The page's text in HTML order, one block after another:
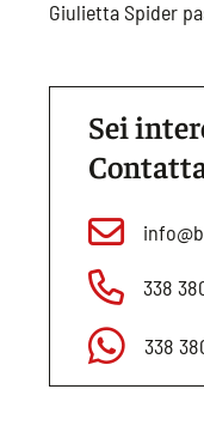
Giulietta Spider
Sei
338
338